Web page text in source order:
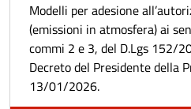
Modelli per adesione
(emissioni in atmosfera) ai
commi 2 e 3, del D.Lgs 152/
Decreto del Presidente della
13/01/2026.